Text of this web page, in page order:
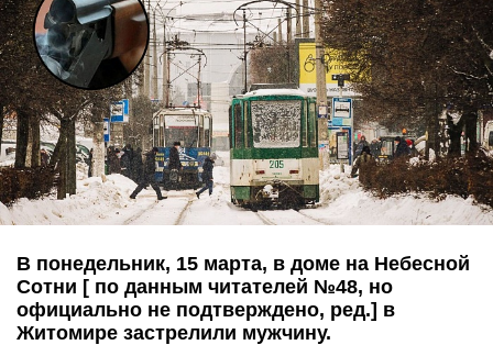
В понедельник, 15 марта, в доме на Небесной
Сотни [ по данным читателей №48, но
официально не подтверждено, ред.] в
Житомире застрелили мужчину.